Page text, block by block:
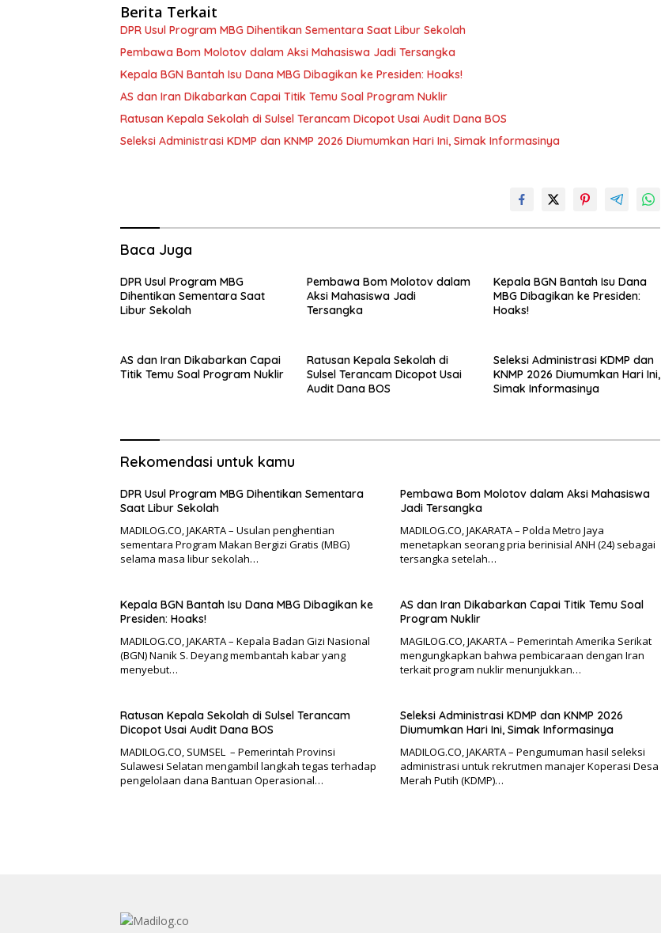
Berita Terkait
DPR Usul Program MBG Dihentikan Sementara Saat Libur Sekolah
Pembawa Bom Molotov dalam Aksi Mahasiswa Jadi Tersangka
Kepala BGN Bantah Isu Dana MBG Dibagikan ke Presiden: Hoaks!
AS dan Iran Dikabarkan Capai Titik Temu Soal Program Nuklir
Ratusan Kepala Sekolah di Sulsel Terancam Dicopot Usai Audit Dana BOS
Seleksi Administrasi KDMP dan KNMP 2026 Diumumkan Hari Ini, Simak Informasinya
Baca Juga
DPR Usul Program MBG
Dihentikan Sementara Saat
Libur Sekolah
Pembawa Bom Molotov dalam
Aksi Mahasiswa Jadi
Tersangka
Kepala BGN Bantah Isu Dana
MBG Dibagikan ke Presiden:
Hoaks!
AS dan Iran Dikabarkan Capai
Titik Temu Soal Program Nuklir
Ratusan Kepala Sekolah di
Sulsel Terancam Dicopot Usai
Audit Dana BOS
Seleksi Administrasi KDMP dan
KNMP 2026 Diumumkan Hari Ini,
Simak Informasinya
Rekomendasi untuk kamu
DPR Usul Program MBG Dihentikan Sementara
Saat Libur Sekolah
MADILOG.CO, JAKARTA – Usulan penghentian
sementara Program Makan Bergizi Gratis (MBG)
selama masa libur sekolah…
Pembawa Bom Molotov dalam Aksi Mahasiswa
Jadi Tersangka
MADILOG.CO, JAKARATA – Polda Metro Jaya
menetapkan seorang pria berinisial ANH (24) sebagai
tersangka setelah…
Kepala BGN Bantah Isu Dana MBG Dibagikan ke
Presiden: Hoaks!
MADILOG.CO, JAKARTA – Kepala Badan Gizi Nasional
(BGN) Nanik S. Deyang membantah kabar yang
menyebut…
AS dan Iran Dikabarkan Capai Titik Temu Soal
Program Nuklir
MAGILOG.CO, JAKARTA – Pemerintah Amerika Serikat
mengungkapkan bahwa pembicaraan dengan Iran
terkait program nuklir menunjukkan…
Ratusan Kepala Sekolah di Sulsel Terancam
Dicopot Usai Audit Dana BOS
MADILOG.CO, SUMSEL – Pemerintah Provinsi
Sulawesi Selatan mengambil langkah tegas terhadap
pengelolaan dana Bantuan Operasional…
Seleksi Administrasi KDMP dan KNMP 2026
Diumumkan Hari Ini, Simak Informasinya
MADILOG.CO, JAKARTA – Pengumuman hasil seleksi
administrasi untuk rekrutmen manajer Koperasi Desa
Merah Putih (KDMP)…